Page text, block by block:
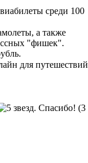
среди 100
а также
"фишек".
для путешествий
(3